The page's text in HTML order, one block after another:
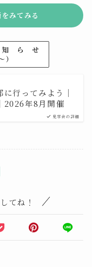
みてみる
ら せ
）
見学会の詳細
行ってみよう｜
2026年8月開催
てね！